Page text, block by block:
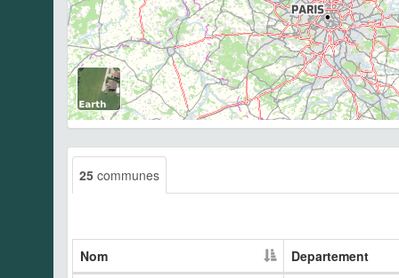
25 communes
Nom
Departement